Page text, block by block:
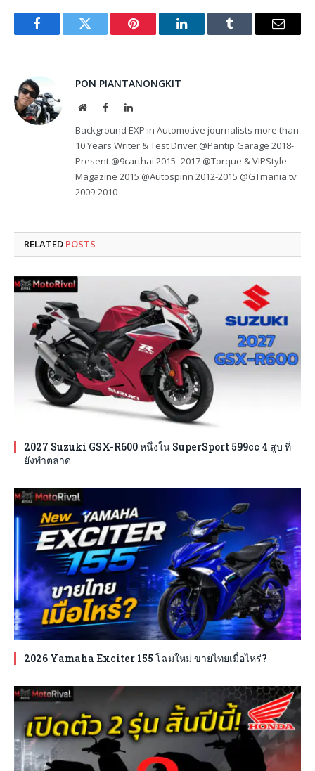
FacebookTwitter Pinterest LinkedInTumblr Email
PON PIANTANONGKIT
WebsiteFacebookLinkedIn
Background EXP in Automotive journalists more than
10 Years Writer & Test Driver @Pantip Garage 2018-
Present @9carthai 2015- 2017 @Torque & VIPStyle
Magazine 2015 @Autospinn 2012-2015 @GTmania.tv
2009-2010
RELATED POSTS
2027 Suzuki GSX-R600 หนึ่งใน SuperSport 599cc 4 สูบ ที่
ยังทำตลาด
2026 Yamaha Exciter 155 โฉมใหม่ ขายไทยเมื่อไหร่?